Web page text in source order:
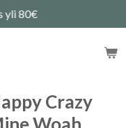
yli 80€
Crazy